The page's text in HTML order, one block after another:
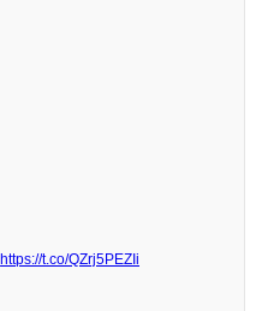
https://t.co/QZrj5PEZIi